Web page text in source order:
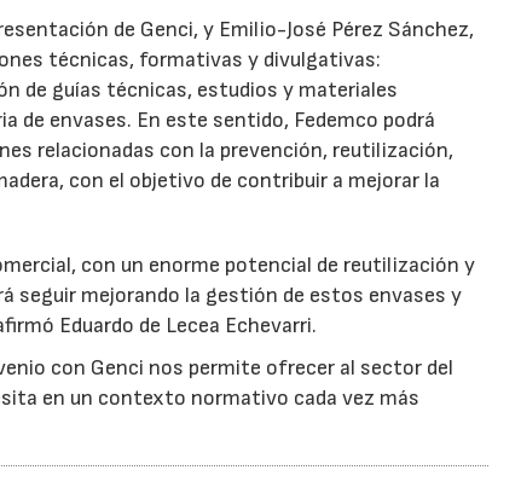
de Genci, y Emilio-José Pérez Sánchez,
técnicas, formativas y divulgativas:
de guías técnicas, estudios y materiales
de envases. En este sentido, Fedemco podrá
relacionadas con la prevención, reutilización,
con el objetivo de contribuir a mejorar la
con un enorme potencial de reutilización y
seguir mejorando la gestión de estos envases y
Eduardo de Lecea Echevarri.
con Genci nos permite ofrecer al sector del
en un contexto normativo cada vez más